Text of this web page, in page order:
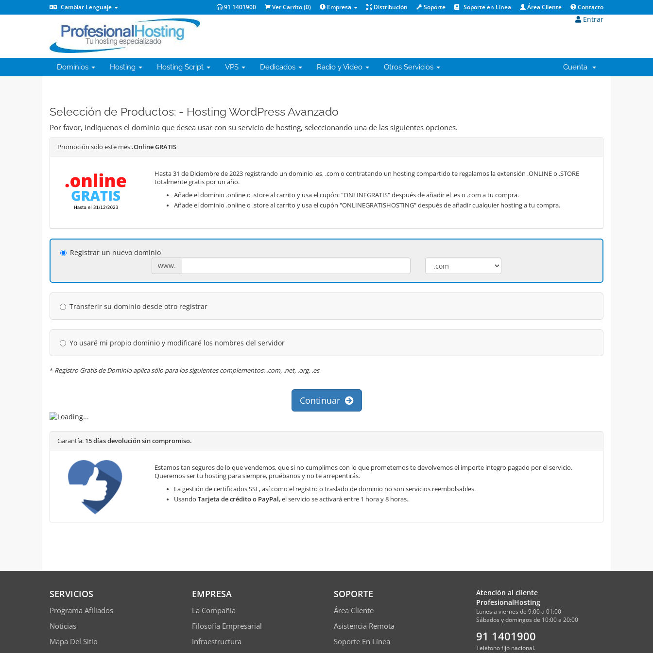
Cambiar Lenguaje 91 1401900 Ver Carrito (0) Empresa Distribución Soporte Soporte en Línea Área Cliente Contacto
Entrar
Dominios Hosting Hosting Script VPS Dedicados Radio y Video Otros Servicios Cuenta
Selección de Productos: - Hosting WordPress Avanzado
Por favor, indíquenos el dominio que desea usar con su servicio de hosting, seleccionando una de las siguientes opciones.
Promoción solo este mes:.Online GRATIS
Hasta 31 de Diciembre de 2023 registrando un dominio .es, .com o contratando un hosting compartido te regalamos la extensión .ONLINE o .STORE
totalmente gratis por un año.
Añade el dominio .online o .store al carrito y usa el cupón: "ONLINEGRATIS" después de añadir el .es o .com a tu compra.
Añade el dominio .online o .store al carrito y usa el cupón "ONLINEGRATISHOSTING" después de añadir cualquier hosting a tu compra.
Registrar un nuevo dominio
www.
Transferir su dominio desde otro registrar
Yo usaré mi propio dominio y modificaré los nombres del servidor
* Registro Gratis de Dominio aplica sólo para los siguientes complementos: .com, .net, .org, .es
Continuar
Garantía: 15 días devolución sin compromiso.
Estamos tan seguros de lo que vendemos, que si no cumplimos con lo que prometemos te devolvemos el importe integro pagado por el servicio.
Queremos ser tu hosting para siempre, pruébanos y no te arrepentirás.
La gestión de certificados SSL, así como el registro o traslado de dominio no son servicios reembolsables.
Usando Tarjeta de crédito o PayPal, el servicio se activará entre 1 hora y 8 horas..
SERVICIOS
Programa Afiliados
Noticias
Mapa Del Sitio
EMPRESA
La Compañía
Filosofía Empresarial
Infraestructura
SOPORTE
Área Cliente
Asistencia Remota
Soporte En Línea
Atención al cliente
ProfesionalHosting
Lunes a viernes de 9:00 a 01:00
Sábados y domingos de 10:00 a 20:00
91 1401900
Teléfono fijo nacional.